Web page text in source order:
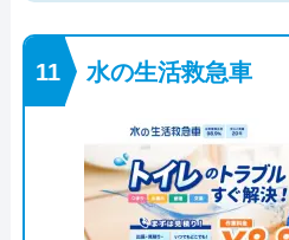
水の生活救急車